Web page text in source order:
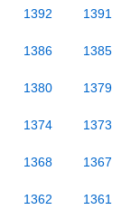
1392 1391
1386 1385
1380 1379
1374 1373
1368 1367
1362 1361